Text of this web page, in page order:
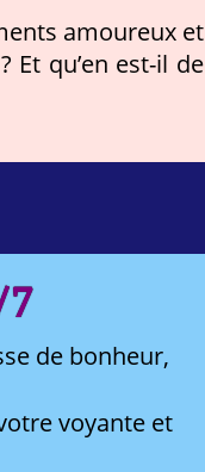
amoureux et
qu’en est-il de
7
de bonheur,
voyante et